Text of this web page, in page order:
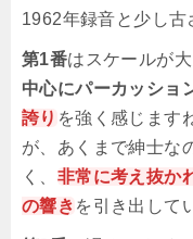
1962年録音と少し古
第1番はスケールが
中心にパーカッショ
誇り を強く感じます
が、あくまで紳士な
く、 非常に考え抜か
の響き を引き出して